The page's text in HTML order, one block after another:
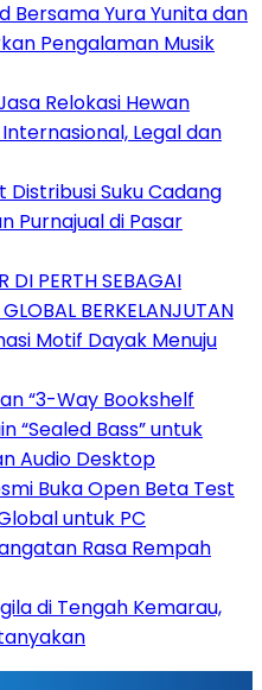
Bersama Yura Yunita dan
Pengalaman Musik
Relokasi Hewan
Legal dan
Distribusi Suku Cadang
Purnajual di Pasar
DI PERTH SEBAGAI
BERKELANJUTAN
Motif Dayak Menuju
“3-Way Bookshelf
“Sealed Bass” untuk
Audio Desktop
Buka Open Beta Test
untuk PC
Rasa Rempah
di Tengah Kemarau,